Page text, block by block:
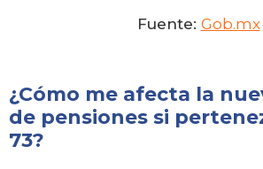
Fuente: Gob.mx
¿Cómo me afecta la
de pensiones si
73?